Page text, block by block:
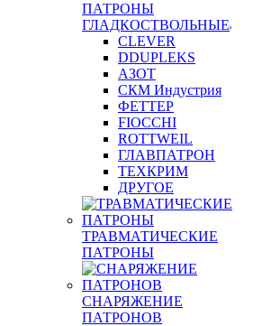
ПАТРОНЫ
ГЛАДКОСТВОЛЬНЫЕ
CLEVER
DDUPLEKS
АЗОТ
СКМ Индустрия
ФЕТТЕР
FIOCCHI
ROTTWEIL
ГЛАВПАТРОН
ТЕХКРИМ
ДРУГОЕ
ТРАВМАТИЧЕСКИЕ
ПАТРОНЫ
СНАРЯЖЕНИЕ
ПАТРОНОВ